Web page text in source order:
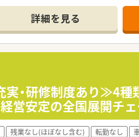
、管理薬剤師、エリアマネージャー、
詳細を見る
充実・研修制度あり
安定の全国展開チェ
残業なし(ほぼなし含む) 転勤なし